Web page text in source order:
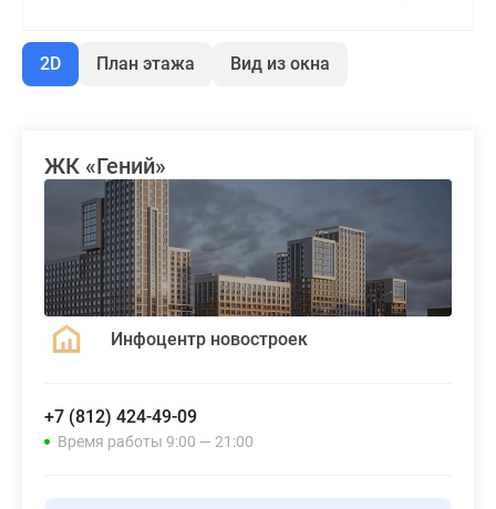
2D План этажа Вид из окна
ЖК «Гений»
Инфоцентр новостроек
+7 (812) 424-49-09
Время работы 9:00 — 21:00